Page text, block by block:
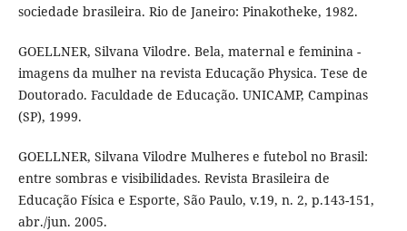
sociedade brasileira. Rio de Janeiro: Pinakotheke, 1982.
GOELLNER, Silvana Vilodre. Bela, maternal e feminina -
imagens da mulher na revista Educação Physica. Tese de
Doutorado. Faculdade de Educação. UNICAMP, Campinas
(SP), 1999.
GOELLNER, Silvana Vilodre Mulheres e futebol no Brasil:
entre sombras e visibilidades. Revista Brasileira de
Educação Física e Esporte, São Paulo, v.19, n. 2, p.143-151,
abr./jun. 2005.